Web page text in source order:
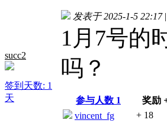
succ2
签到天数: 1
天
发表于 2025-1-5 22:17 |
1月7号的
吗？
参与人数 1 奖励
vincent_fg
+ 18